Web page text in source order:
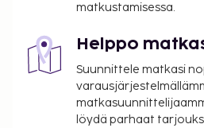
matkustamisessa.
Helppo
Suunnittele matkasi
löydä parhaat